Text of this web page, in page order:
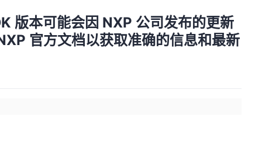
版本可能会因 NXP 公司发布的更新
官方文档以获取准确的信息和最新